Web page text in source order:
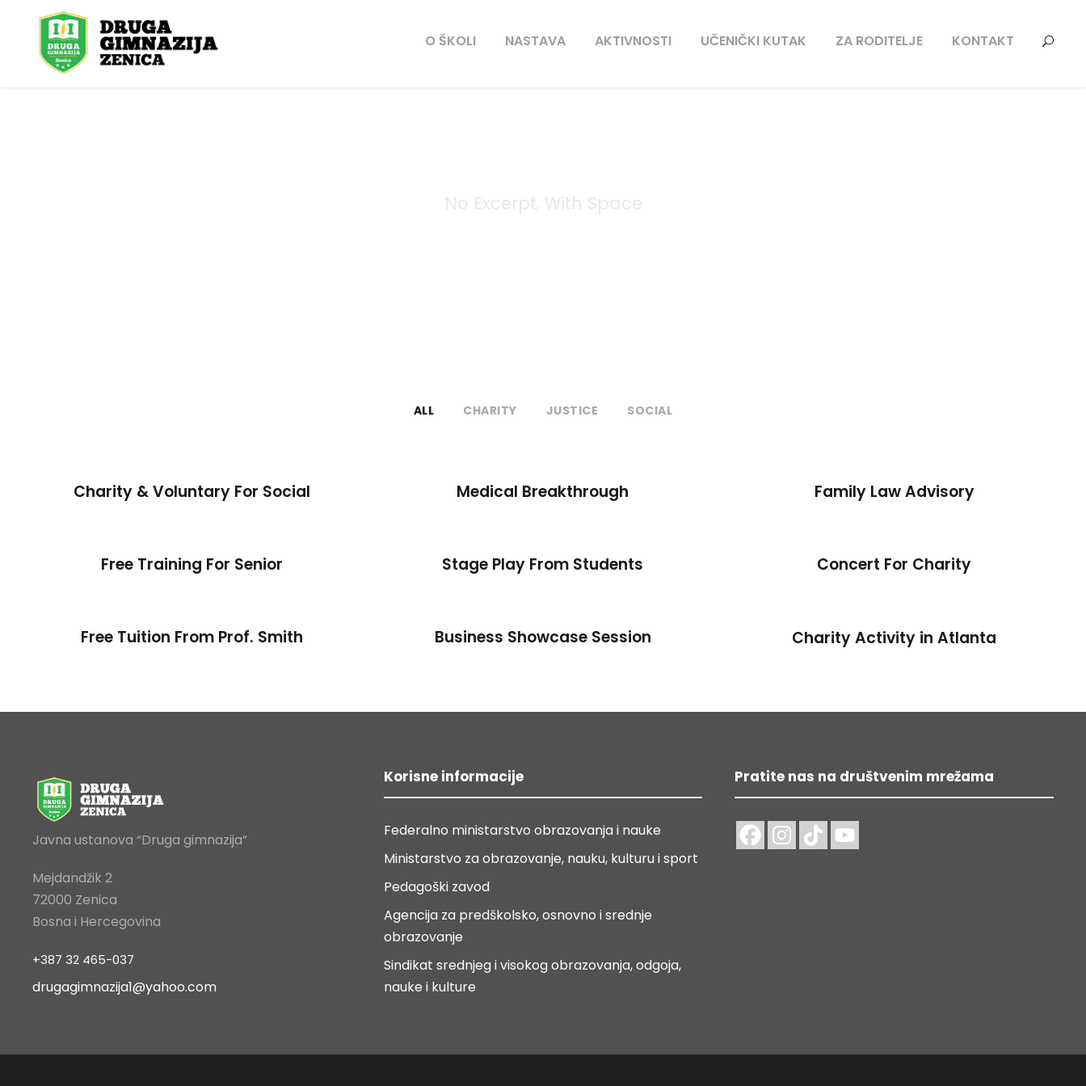
O ŠKOLI NASTAVA AKTIVNOSTI UČENIČKI KUTAK ZA RODITELJE KONTAKT
ALL CHARITY JUSTICE SOCIAL
Charity & Voluntary For Social Medical Breakthrough Family Law Advisory
Free Training For Senior Stage Play From Students Concert For Charity
Free Tuition From Prof. Smith Business Showcase Session Charity Activity in Atlanta
Javna ustanova “Druga gimnazija”
Mejdandžik 2
72000 Zenica
Bosna i Hercegovina
+387 32 465-037
drugagimnazija1@yahoo.com
Korisne informacije
Federalno ministarstvo obrazovanja i nauke
Ministarstvo za obrazovanje, nauku, kulturu i sport
Pedagoški zavod
Agencija za predškolsko, osnovno i srednje
obrazovanje
Sindikat srednjeg i visokog obrazovanja, odgoja,
nauke i kulture
Pratite nas na društvenim mrežama